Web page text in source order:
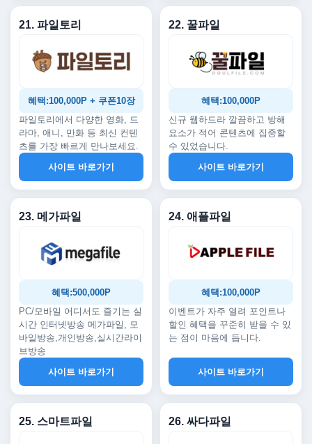
21. 파일토리
혜택:100,000P + 쿠폰10장
파일토리에서 다양한 영화, 드
라마, 애니, 만화 등 최신 컨텐
츠를 가장 빠르게 만나보세요.
사이트 바로가기
22. 꿀파일
혜택:100,000P
신규 웹하드라 깔끔하고 방해
요소가 적어 콘텐츠에 집중할
수 있었습니다.
사이트 바로가기
23. 메가파일
혜택:500,000P
PC/모바일 어디서도 즐기는 실
시간 인터넷방송 메가파일, 모
바일방송,개인방송,실시간라이
브방송
사이트 바로가기
24. 애플파일
혜택:100,000P
이벤트가 자주 열려 포인트나
할인 혜택을 꾸준히 받을 수 있
는 점이 마음에 듭니다.
사이트 바로가기
25. 스마트파일 26. 싸다파일